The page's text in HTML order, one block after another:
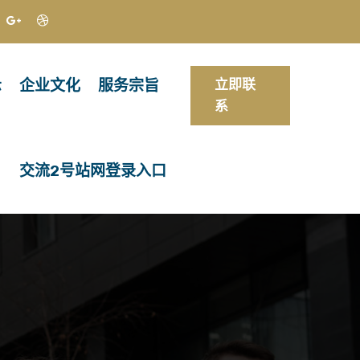
企业文化 服务宗旨
交流2号站网登录入口
立即联
系